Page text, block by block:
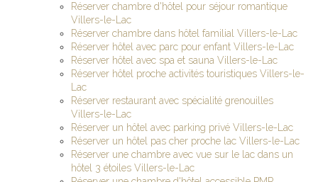
Réserver chambre d'hôtel pour séjour romantique
Villers-le-Lac
Réserver chambre dans hôtel familial Villers-le-Lac
Réserver hôtel avec parc pour enfant Villers-le-Lac
Réserver hôtel avec spa et sauna Villers-le-Lac
Réserver hôtel proche activités touristiques Villers-le-
Lac
Réserver restaurant avec spécialité grenouilles
Villers-le-Lac
Réserver un hôtel avec parking privé Villers-le-Lac
Réserver un hôtel pas cher proche lac Villers-le-Lac
Réserver une chambre avec vue sur le lac dans un
hôtel 3 étoiles Villers-le-Lac